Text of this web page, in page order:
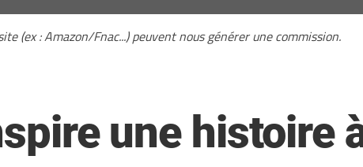
(ex : Amazon/Fnac...) peuvent nous générer une commission.
une histoire